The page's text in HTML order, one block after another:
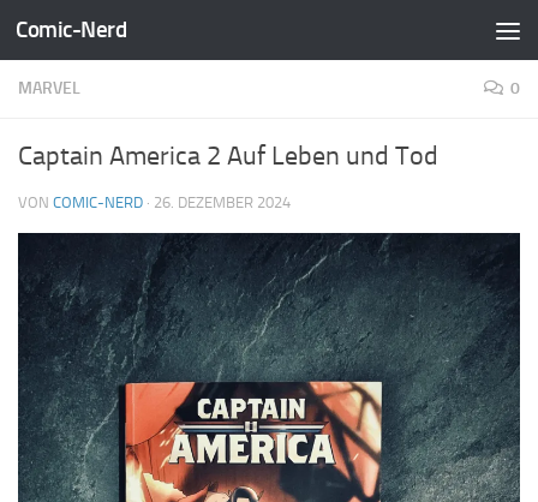
Zum Inhalt springen
Comic-Nerd
MARVEL 0
Captain America 2 Auf Leben und Tod
VON COMIC-NERD · 26. DEZEMBER 2024